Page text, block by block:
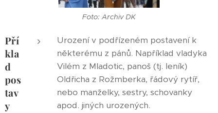
Foto: Archiv DK
Pří
kla
d
pos
tav
y
Urození v podřízeném postavení k
některému z pánů. Například vladyka
Vilém z Mladotic, panoš (tj. leník)
Oldřicha z Rožmberka, řádový rytíř,
nebo manželky, sestry, schovanky
apod. jiných urozených.